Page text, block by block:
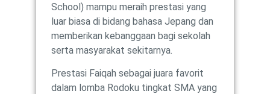
School) mampu meraih prestasi yang
luar biasa di bidang bahasa Jepang dan
memberikan kebanggaan bagi sekolah
serta masyarakat sekitarnya.
Prestasi Faiqah sebagai juara favorit
dalam lomba Rodoku tingkat SMA yang